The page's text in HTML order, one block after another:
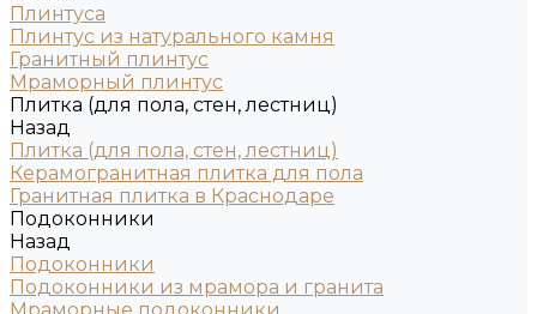
Плинтуса
Плинтус из натурального камня
Гранитный плинтус
Мраморный плинтус
Плитка (для пола, стен, лестниц)
Назад
Плитка (для пола, стен, лестниц)
Керамогранитная плитка для пола
Гранитная плитка в Краснодаре
Подоконники
Назад
Подоконники
Подоконники из мрамора и гранита